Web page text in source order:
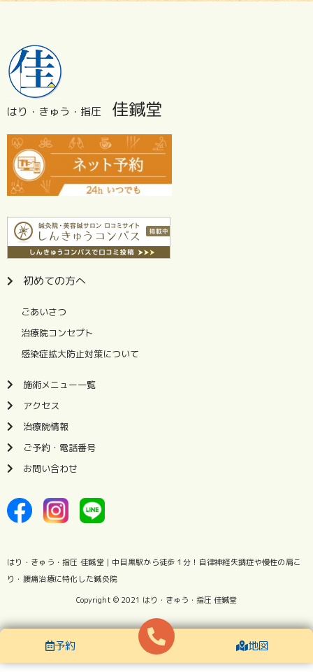
はり・きゅう・指圧 佳鍼堂
初めての方へ
ごあいさつ
治療院コンセプト
感染症拡大防止対策について
施術メニュー一覧
アクセス
治療院情報
ご予約・電話番号
お問い合わせ
はり・きゅう・指圧 佳鍼堂｜中目黒駅から徒歩１分！自律神経失調症や慢性の肩こ
り・腰痛治療に特化した鍼灸院
Copyright © 2021 はり・きゅう・指圧 佳鍼堂
予約 地図